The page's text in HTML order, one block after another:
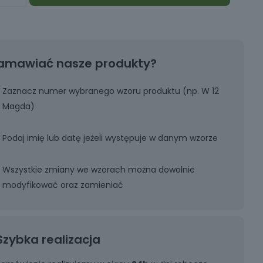
nasze produkty?
Zaznacz numer wybranego wzoru produktu (np. W 12
Magda)
Podaj imię lub datę jeżeli występuje w danym wzorze
Wszystkie zmiany we wzorach można dowolnie
modyfikować oraz zamieniać
realizacja